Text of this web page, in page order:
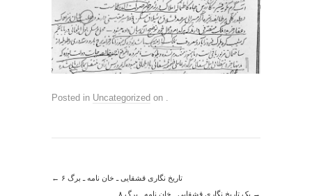
Posted in Uncategorized on
←
تاریخ نگاری قشقایی ـ خان نامه ـ برگ ۶
→